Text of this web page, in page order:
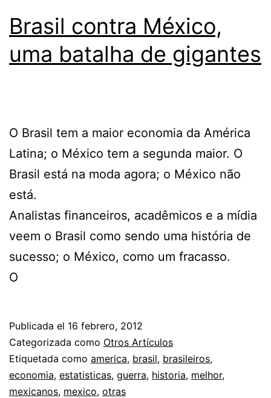
Brasil contra México,
uma batalha de gigantes
O Brasil tem a maior economia da América
Latina; o México tem a segunda maior. O
Brasil está na moda agora; o México não
está.
Analistas financeiros, acadêmicos e a mídia
veem o Brasil como sendo uma história de
sucesso; o México, como um fracasso.
O
Publicada el 16 febrero, 2012
Categorizada como Otros Artículos
Etiquetada como america, brasil, brasileiros,
economia, estatisticas, guerra, historia, melhor,
mexicanos, mexico, otras